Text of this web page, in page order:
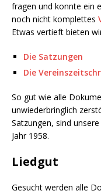
fragen und konnte ein
noch nicht komplettes
Etwas vertieft bieten
Die Satzungen
Die
So gut wie alle
unwiederbringlich
Satzungen, sind
Jahr 1958.
Liedgut
Gesucht werden alle